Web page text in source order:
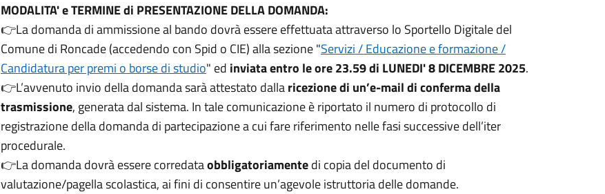
MODALITA' e TERMINE di PRESENTAZIONE DELLA DOMANDA:
👉La domanda di ammissione al bando dovrà essere effettuata attraverso lo Sportello Digitale del
Comune di Roncade (accedendo con Spid o CIE) alla sezione "Servizi / Educazione e formazione /
Candidatura per premi o borse di studio" ed inviata entro le ore 23.59 di LUNEDI' 8 DICEMBRE 2025.
👉L’avvenuto invio della domanda sarà attestato dallaricezione di un’e-mail di confermadella
trasmissione, generata dal sistema. In tale comunicazione è riportato il numero di protocollo di
registrazione della domanda di partecipazione a cui fare riferimento nelle fasi successive dell’iter
procedurale.
👉La domanda dovrà essere corredataobbligatoriamentedi copia del documento di
valutazione/pagella scolastica, ai fini di consentire un’agevole istruttoria delle domande.